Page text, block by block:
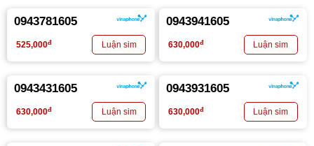
0943781605
525,000đ
0943941605
630,000đ
0943431605
630,000đ
0943931605
630,000đ